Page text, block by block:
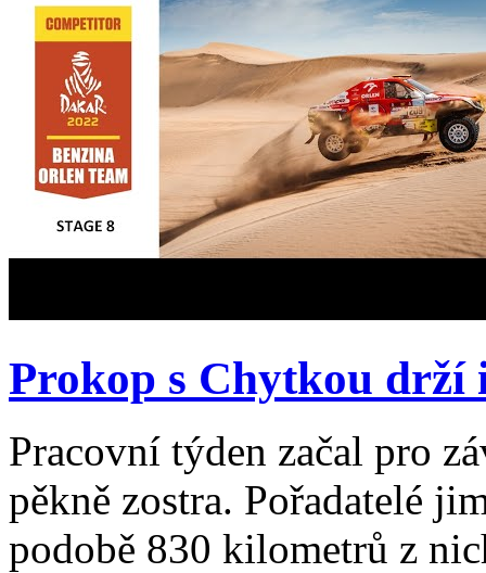
Prokop s Chytkou drží
Pracovní týden začal pro
pěkně zostra. Pořadatelé
podobě 830 kilometrů z